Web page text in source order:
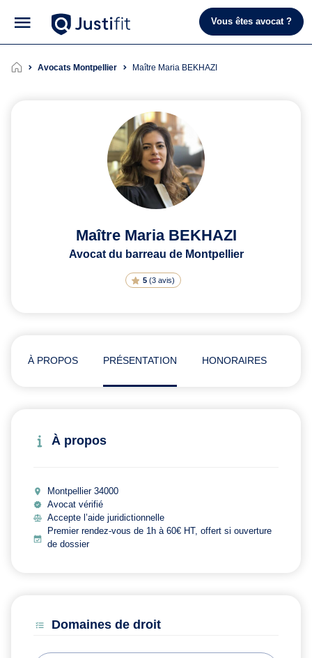
Vous êtes avocat ?
Avocats Montpellier Maître Maria BEKHAZI
Maître Maria BEKHAZI
Avocat du barreau de Montpellier
5(3 avis)
À PROPOS PRÉSENTATION HONORAIRES
À propos
Montpellier 34000
Avocat vérifié
Accepte l’aide juridictionnelle
Premier rendez-vous de 1h à 60€ HT, offert si ouverture
de dossier
Domaines de droit